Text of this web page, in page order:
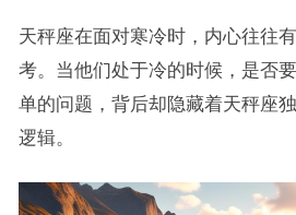
天秤座在面对寒冷时，内心往往
考。当他们处于冷的时候，是否
单的问题，背后却隐藏着天秤座
逻辑。